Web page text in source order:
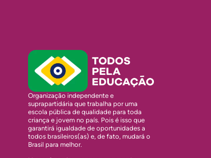
Organização independente e
suprapartidária que trabalha por uma
escola pública de qualidade para toda
criança e jovem no país. Pois é isso que
garantirá igualdade de oportunidades a
todos brasileiros(as) e, de fato, mudará o
Brasil para melhor.